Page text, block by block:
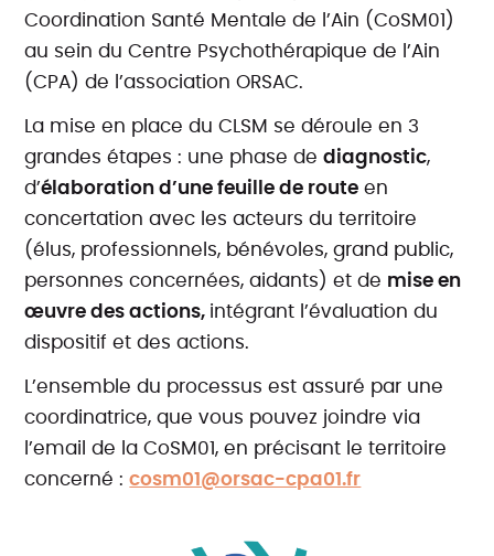
Coordination Santé Mentale de l’Ain (CoSM01)
au sein du Centre Psychothérapique de l’Ain
(CPA) de l’association ORSAC.
La mise en place du CLSM se déroule en 3
grandes étapes : une phase dediagnostic,
d’élaboration d’une feuille de route en
concertation avec les acteurs du territoire
(élus, professionnels, bénévoles, grand public,
personnes concernées, aidants) et de mise en
œuvre des actions, intégrant l’évaluation du
dispositif et des actions.
L’ensemble du processus est assuré par une
coordinatrice, que vous pouvez joindre via
l’email de la CoSM01, en précisant le territoire
concerné :cosm01@orsac-cpa01.fr